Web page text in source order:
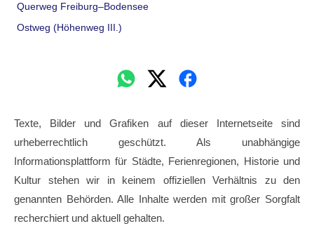
Querweg Freiburg–Bodensee
Ostweg (Höhenweg III.)
Texte, Bilder und Grafiken auf dieser Internetseite sind
urheberrechtlich geschützt. Als unabhängige
Informationsplattform für Städte, Ferienregionen, Historie und
Kultur stehen wir in keinem offiziellen Verhältnis zu den
genannten Behörden. Alle Inhalte werden mit großer Sorgfalt
recherchiert und aktuell gehalten.